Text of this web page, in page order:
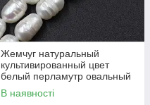
Жемчуг натуральный
культивированный цвет
белый перламутр овальный
рис длинна нитки 48 см
размер бусины 7-11 мм
В наявності